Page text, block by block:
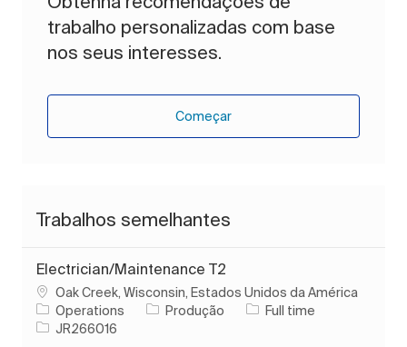
trabalho personalizadas com base
nos seus interesses.
Começar
Trabalhos semelhantes
Electrician/Maintenance T2
Localização
Oak Creek, Wisconsin, Estados Unidos da América
Operations
Categoria
Produção Tipo de Trabalho
Full time
ID do trabalho
JR266016